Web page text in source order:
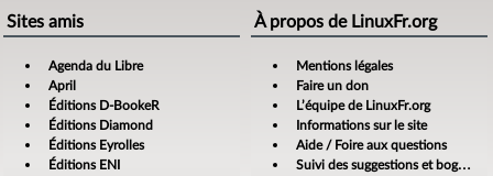
Sites amis
Agenda du Libre
April
Éditions D-BookeR
Éditions Diamond
Éditions Eyrolles
Éditions ENI
À propos de LinuxFr.org
Mentions légales
Faire un don
L’équipe de LinuxFr.org
Informations sur le site
Aide / Foire aux questions
Suivi des suggestions et bogues